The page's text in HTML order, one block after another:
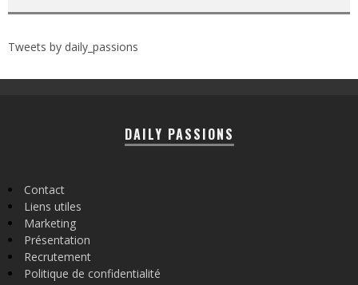
Tweets by daily_passions
DAILY PASSIONS
Contact
Liens utiles
Marketing
Présentation
Recrutement
Politique de confidentialité